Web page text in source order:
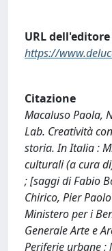
URL
https://
Citazione
Macaluso Paola,
Lab. Creatività
storia. In Italia :
culturali (a cura
; [saggi di Fabio
Chirico, Pier
Ministero per i
Generale Arte e
Periferie urbane ;